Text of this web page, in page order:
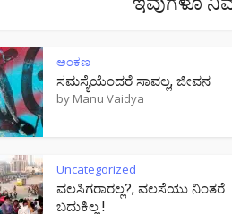
ಅಂಕಣ
ಸಮಸ್ಯೆಯೆಂದರೆ ಸಾವಲ್ಲ, ಜೀವನ
by Manu Vaidya
Uncategorized
ವಲಸಿಗರಾರಲ್ಲ?, ವಲಸೆಯು ನಿಂತರೆ
ಬದುಕಿಲ್ಲ !